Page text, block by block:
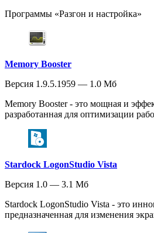
Программы «Разгон и настройка»
Memory Booster
Версия 1.9.5.1959 — 1.0 Мб
Memory Booster - это мощная и
разработанная для оптимизации
Stardock LogonStudio Vista
Версия 1.0 — 3.1 Мб
Stardock LogonStudio Vista - это
предназначенная для изменения